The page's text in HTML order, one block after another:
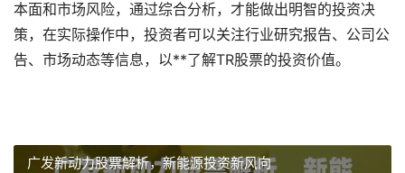
本面和市场风险，通过综合分析，才能做出明智的投资决
策，在实际操作中，投资者可以关注行业研究报告、公司公
告、市场动态等信息，以**了解TR股票的投资价值。
广发新动力股票解析，新能源投资新风向